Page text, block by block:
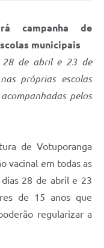
campanha de
municipais
28 de abril e 23 de
próprias escolas
pelos
de Votuporanga
vacinal em todas as
28 de abril e 23
de 15 anos que
regularizar a